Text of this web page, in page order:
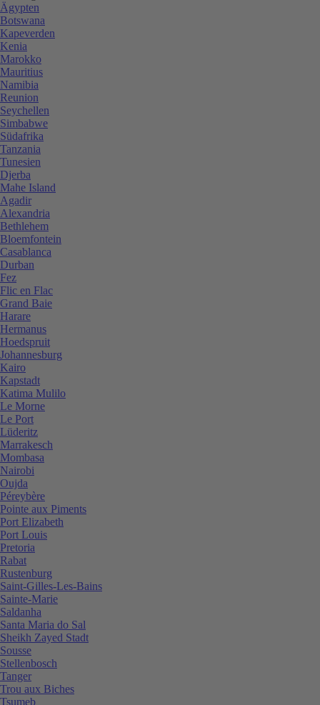
Ägypten
Botswana
Kapeverden
Kenia
Marokko
Mauritius
Namibia
Reunion
Seychellen
Simbabwe
Südafrika
Tanzania
Tunesien
Djerba
Mahe Island
Agadir
Alexandria
Bethlehem
Bloemfontein
Casablanca
Durban
Fez
Flic en Flac
Grand Baie
Harare
Hermanus
Hoedspruit
Johannesburg
Kairo
Kapstadt
Katima Mulilo
Le Morne
Le Port
Lüderitz
Marrakesch
Mombasa
Nairobi
Oujda
Péreybère
Pointe aux Piments
Port Elizabeth
Port Louis
Pretoria
Rabat
Rustenburg
Saint-Gilles-Les-Bains
Sainte-Marie
Saldanha
Santa Maria do Sal
Sheikh Zayed Stadt
Sousse
Stellenbosch
Tanger
Trou aux Biches
Tsumeb